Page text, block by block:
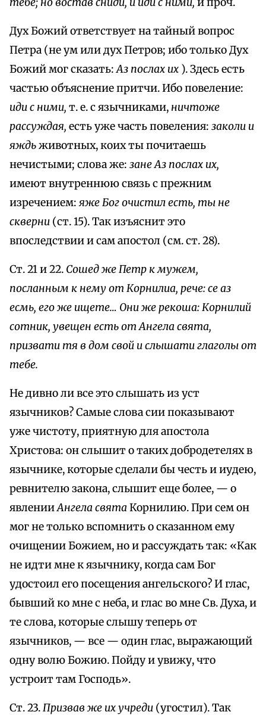
Дух Божий ответствует на тайный вопрос
Петра (не ум или дух Петров; ибо только Дух
Божий мог сказать:Аз послах их ). Здесь есть
частью объяснение притчи. Ибо повеление:
иди с ними, т. е. с язычниками, ничтоже
рассуждая, есть уже часть повеления: заколи и
яждьживотных, коих ты почитаешь
нечистыми; слова же: зане Аз послах их,
имеют внутреннюю связь с прежним
изречением:яже Бог очистил есть, ты не
скверни (ст. 15). Так изъяснит это
впоследствии и сам апостол (см. ст. 28).
Ст. 21 и 22. Сошед же Петр к мужем,
посланным к нему от Корнилиа, рече: ce аз
есмь, его же ищете… Они же рекоша: Корнилий
сотник, увещен есть от Ангела свята,
призвати тя в дом свой и слышати глаголы от
тебе.
Не дивно ли все это слышать из уст
язычников? Самые слова сии показывают
уже чистоту, приятную для апостола
Христова: он слышит о таких добродетелях в
язычнике, которые сделали бы честь и иудею,
ревнителю закона, слышит еще более, — о
явленииАнгела святаКорнилию. При сем он
мог не только вспомнить о сказанном ему
очищении Божием, но и рассуждать так: «Как
не идти мне к язычнику, когда сам Бог
удостоил его посещения ангельского? И глас,
бывший ко мне с неба, и глас во мне Св. Духа, и
те слова, которые слышу теперь от
язычников, — все — один глас, выражающий
одну волю Божию. Пойду и увижу, что
устроит там Господь».
Ст. 23.Призвав же их учреди (угостил). Так